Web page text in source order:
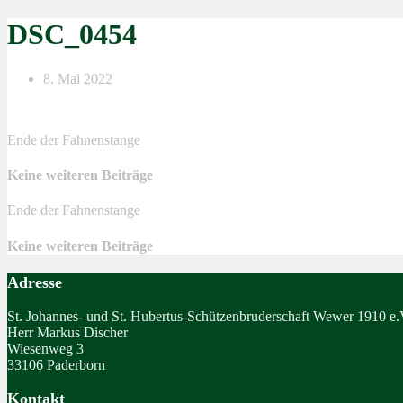
DSC_0454
8. Mai 2022
Ende der Fahnenstange
Keine weiteren Beiträge
Ende der Fahnenstange
Keine weiteren Beiträge
Adresse
St. Johannes- und St. Hubertus-Schützenbruderschaft Wewer 1910
Herr Markus Discher
Wiesenweg 3
33106 Paderborn
Kontakt